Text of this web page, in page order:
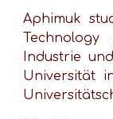
Aphimuk
Industrie
Universität